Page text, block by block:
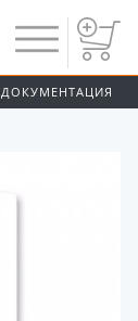
ДОКУМЕНТАЦИЯ